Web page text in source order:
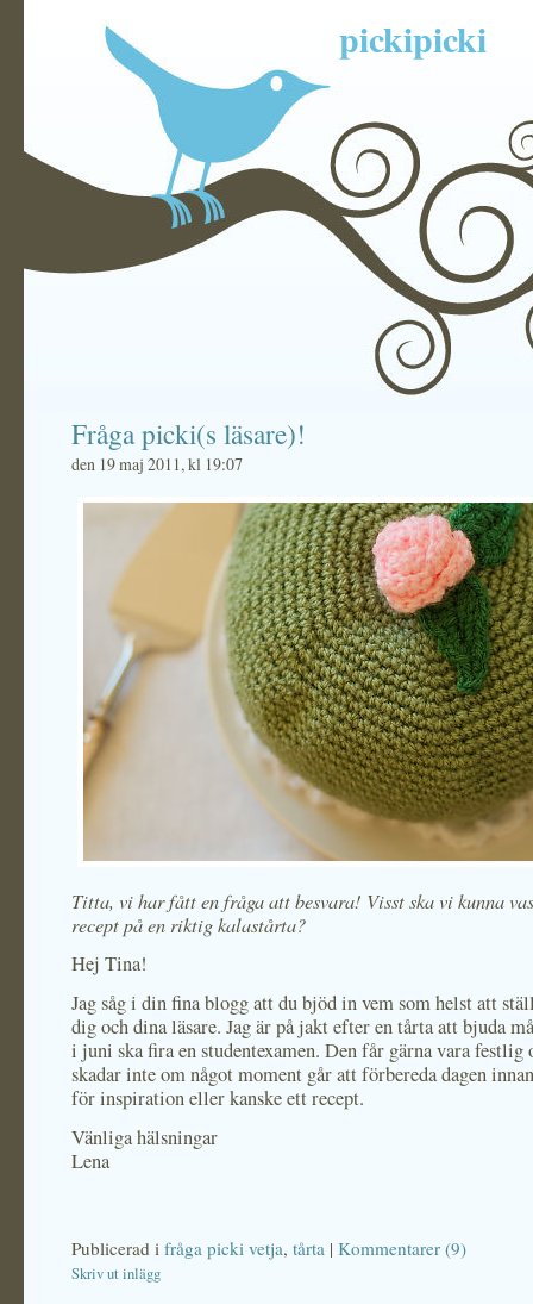
pickipicki
Fråga picki(s läsare)!
den 19 maj 2011, kl 19:07
Titta, vi har fått en fråga att besvara! Visst ska vi kunna
recept på en riktig kalastårta?
Hej Tina!
Jag såg i din fina blogg att du bjöd in vem som helst att
dig och dina läsare. Jag är på jakt efter en tårta att bjuda
i juni ska fira en studentexamen. Den får gärna vara festlig
skadar inte om något moment går att förbereda dagen
för inspiration eller kanske ett recept.
Vänliga hälsningar
Lena
Publicerad i fråga picki vetja, tårta | Kommentarer (9)
Skriv ut inlägg